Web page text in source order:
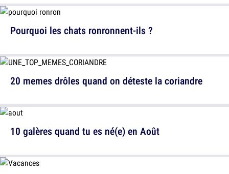
20 memes drôles quand on déteste la coriandre
Pourquoi les chats ronronnent-ils ?
10 galères quand tu es né(e) en Août